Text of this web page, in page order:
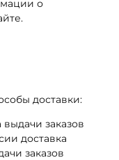
о
доставки:
заказов
доставка
заказов